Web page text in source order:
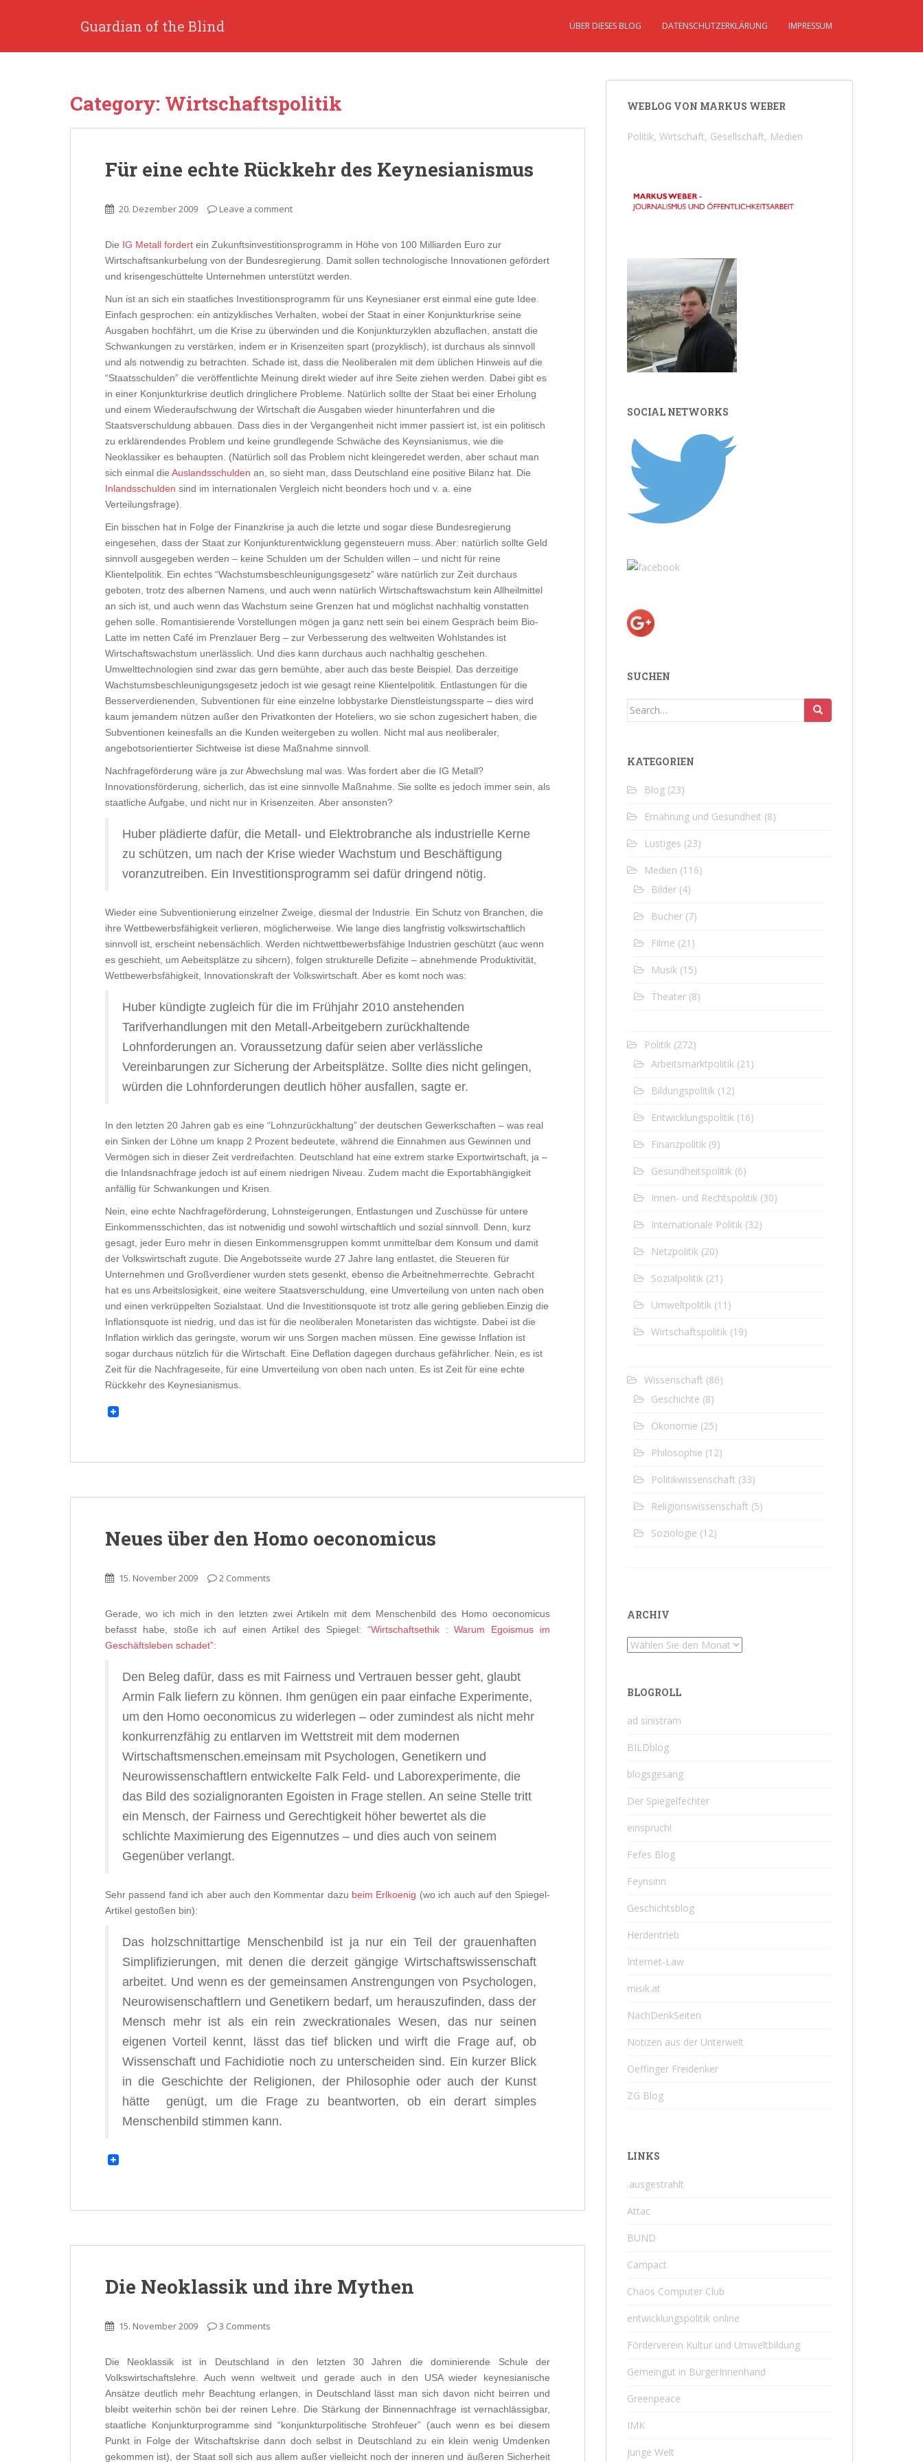
p
Guardian of the Blind ÜBER DIESES BLOG DATENSCHUTZERKLÄRUNG IMPRESSUM
Category: Wirtschaftspolitik
Für eine echte Rückkehr des Keynesianismus
20. Dezember 2009 Leave a comment
Die IG Metall fordert ein Zukunftsinvestitionsprogramm in Höhe von 100 Milliarden Euro zur
Wirtschaftsankurbelung von der Bundesregierung. Damit sollen technologische Innovationen gefördert
und krisengeschüttelte Unternehmen unterstützt werden.
Nun ist an sich ein staatliches Investitionsprogramm für uns Keynesianer erst einmal eine gute Idee.
Einfach gesprochen: ein antizyklisches Verhalten, wobei der Staat in einer Konjunkturkrise seine
Ausgaben hochfährt, um die Krise zu überwinden und die Konjunkturzyklen abzuflachen, anstatt die
Schwankungen zu verstärken, indem er in Krisenzeiten spart (prozyklisch), ist durchaus als sinnvoll
und als notwendig zu betrachten. Schade ist, dass die Neoliberalen mit dem üblichen Hinweis auf die
“Staatsschulden” die veröffentlichte Meinung direkt wieder auf ihre Seite ziehen werden. Dabei gibt es
in einer Konjunkturkrise deutlich dringlichere Probleme. Natürlich sollte der Staat bei einer Erholung
und einem Wiederaufschwung der Wirtschaft die Ausgaben wieder hinunterfahren und die
Staatsverschuldung abbauen. Dass dies in der Vergangenheit nicht immer passiert ist, ist ein politisch
zu erklärendendes Problem und keine grundlegende Schwäche des Keynsianismus, wie die
Neoklassiker es behaupten. (Natürlich soll das Problem nicht kleingeredet werden, aber schaut man
sich einmal die Auslandsschulden an, so sieht man, dass Deutschland eine positive Bilanz hat. Die
Inlandsschulden sind im internationalen Vergleich nicht beonders hoch und v. a. eine
Verteilungsfrage).
Ein bisschen hat in Folge der Finanzkrise ja auch die letzte und sogar diese Bundesregierung
eingesehen, dass der Staat zur Konjunkturentwicklung gegensteuern muss. Aber: natürlich sollte Geld
sinnvoll ausgegeben werden – keine Schulden um der Schulden willen – und nicht für reine
Klientelpolitik. Ein echtes “Wachstumsbeschleunigungsgesetz” wäre natürlich zur Zeit durchaus
geboten, trotz des albernen Namens, und auch wenn natürlich Wirtschaftswachstum kein Allheilmittel
an sich ist, und auch wenn das Wachstum seine Grenzen hat und möglichst nachhaltig vonstatten
gehen solle. Romantisierende Vorstellungen mögen ja ganz nett sein bei einem Gespräch beim Bio-
Latte im netten Café im Prenzlauer Berg – zur Verbesserung des weltweiten Wohlstandes ist
Wirtschaftswachstum unerlässlich. Und dies kann durchaus auch nachhaltig geschehen.
Umwelttechnologien sind zwar das gern bemühte, aber auch das beste Beispiel. Das derzeitige
Wachstumsbeschleunigungsgesetz jedoch ist wie gesagt reine Klientelpolitik. Entlastungen für die
Besserverdienenden, Subventionen für eine einzelne lobbystarke Dienstleistungssparte – dies wird
kaum jemandem nützen außer den Privatkonten der Hoteliers, wo sie schon zugesichert haben, die
Subventionen keinesfalls an die Kunden weitergeben zu wollen. Nicht mal aus neoliberaler,
angebotsorientierter Sichtweise ist diese Maßnahme sinnvoll.
Nachfrageförderung wäre ja zur Abwechslung mal was. Was fordert aber die IG Metall?
Innovationsförderung, sicherlich, das ist eine sinnvolle Maßnahme. Sie sollte es jedoch immer sein, als
staatliche Aufgabe, und nicht nur in Krisenzeiten. Aber ansonsten?
Huber plädierte dafür, die Metall- und Elektrobranche als industrielle Kerne
zu schützen, um nach der Krise wieder Wachstum und Beschäftigung
voranzutreiben. Ein Investitionsprogramm sei dafür dringend nötig.
Wieder eine Subventionierung einzelner Zweige, diesmal der Industrie. Ein Schutz von Branchen, die
ihre Wettbewerbsfähigkeit verlieren, möglicherweise. Wie lange dies langfristig volkswirtschaftlich
sinnvoll ist, erscheint nebensächlich. Werden nichtwettbewerbsfähige Industrien geschützt (auc wenn
es geschieht, um Aebeitsplätze zu sihcern), folgen strukturelle Defizite – abnehmende Produktivität,
Wettbewerbsfähigkeit, Innovationskraft der Volkswirtschaft. Aber es komt noch was:
Huber kündigte zugleich für die im Frühjahr 2010 anstehenden
Tarifverhandlungen mit den Metall-Arbeitgebern zurückhaltende
Lohnforderungen an. Voraussetzung dafür seien aber verlässliche
Vereinbarungen zur Sicherung der Arbeitsplätze. Sollte dies nicht gelingen,
würden die Lohnforderungen deutlich höher ausfallen, sagte er.
In den letzten 20 Jahren gab es eine “Lohnzurückhaltung” der deutschen Gewerkschaften – was real
ein Sinken der Löhne um knapp 2 Prozent bedeutete, während die Einnahmen aus Gewinnen und
Vermögen sich in dieser Zeit verdreifachten. Deutschland hat eine extrem starke Exportwirtschaft, ja –
die Inlandsnachfrage jedoch ist auf einem niedrigen Niveau. Zudem macht die Exportabhängigkeit
anfällig für Schwankungen und Krisen.
Nein, eine echte Nachfrageförderung, Lohnsteigerungen, Entlastungen und Zuschüsse für untere
Einkommensschichten, das ist notwenidig und sowohl wirtschaftlich und sozial sinnvoll. Denn, kurz
gesagt, jeder Euro mehr in diesen Einkommensgruppen kommt unmittelbar dem Konsum und damit
der Volkswirtschaft zugute. Die Angebotsseite wurde 27 Jahre lang entlastet, die Steueren für
Unternehmen und Großverdiener wurden stets gesenkt, ebenso die Arbeitnehmerrechte. Gebracht
hat es uns Arbeitslosigkeit, eine weitere Staatsverschuldung, eine Umverteilung von unten nach oben
und einen verkrüppelten Sozialstaat. Und die Investitionsquote ist trotz alle gering geblieben.Einzig die
Inflationsquote ist niedrig, und das ist für die neoliberalen Monetaristen das wichtigste. Dabei ist die
Inflation wirklich das geringste, worum wir uns Sorgen machen müssen. Eine gewisse Inflation ist
sogar durchaus nützlich für die Wirtschaft. Eine Deflation dagegen durchaus gefährlicher. Nein, es ist
Zeit für die Nachfrageseite, für eine Umverteilung von oben nach unten. Es ist Zeit für eine echte
Rückkehr des Keynesianismus.
Neues über den Homo oeconomicus
15. November 2009 2 Comments
Gerade, wo ich mich in den letzten zwei Artikeln mit dem Menschenbild des Homo oeconomicus
befasst habe, stoße ich auf einen Artikel des Spiegel: “Wirtschaftsethik : Warum Egoismus im
Geschäftsleben schadet”:
Den Beleg dafür, dass es mit Fairness und Vertrauen besser geht, glaubt
Armin Falk liefern zu können. Ihm genügen ein paar einfache Experimente,
um den Homo oeconomicus zu widerlegen – oder zumindest als nicht mehr
konkurrenzfähig zu entlarven im Wettstreit mit dem modernen
Wirtschaftsmenschen.emeinsam mit Psychologen, Genetikern und
Neurowissenschaftlern entwickelte Falk Feld- und Laborexperimente, die
das Bild des sozialignoranten Egoisten in Frage stellen. An seine Stelle tritt
ein Mensch, der Fairness und Gerechtigkeit höher bewertet als die
schlichte Maximierung des Eigennutzes – und dies auch von seinem
Gegenüber verlangt.
Sehr passend fand ich aber auch den Kommentar dazu beim Erlkoenig (wo ich auch auf den Spiegel-
Artikel gestoßen bin):
Das holzschnittartige Menschenbild ist ja nur ein Teil der grauenhaften
Simplifizierungen, mit denen die derzeit gängige Wirtschaftswissenschaft
arbeitet. Und wenn es der gemeinsamen Anstrengungen von Psychologen,
Neurowisenschaftlern und Genetikern bedarf, um herauszufinden, dass der
Mensch mehr ist als ein rein zweckrationales Wesen, das nur seinen
eigenen Vorteil kennt, lässt das tief blicken und wirft die Frage auf, ob
Wissenschaft und Fachidiotie noch zu unterscheiden sind. Ein kurzer Blick
in die Geschichte der Religionen, der Philosophie oder auch der Kunst
hätte genügt, um die Frage zu beantworten, ob ein derart simples
Menschenbild stimmen kann.
Die Neoklassik und ihre Mythen
15. November 2009 3 Comments
Die Neoklassik ist in Deutschland in den letzten 30 Jahren die dominierende Schule der
Volkswirtschaftslehre. Auch wenn weltweit und gerade auch in den USA wieder keynesianische
Ansätze deutlich mehr Beachtung erlangen, in Deutschland lässt man sich davon nicht beirren und
bleibt weiterhin schön bei der reinen Lehre. Die Stärkung der Binnennachfrage ist vernachlässigbar,
staatliche Konjunkturprogramme sind “konjunkturpolitische Strohfeuer” (auch wenn es bei diesem
Punkt in Folge der Witschaftskrise dann doch selbst in Deutschland zu ein klein wenig Umdenken
gekommen ist), der Staat soll sich aus allem außer vielleicht noch der inneren und äußeren Sicherheit
WEBLOG VON MARKUS WEBER
Politik, Wirtschaft, Gesellschaft, Medien
SOCIAL NETWORKS
SUCHEN
Search
KATEGORIEN
Blog (23)
Ernährung und Gesundheit (8)
Lustiges (23)
Medien (116)
Bilder (4)
Bücher (7)
Filme (21)
Musik (15)
Theater (8)
Politik (272)
Arbeitsmarktpolitik (21)
Bildungspolitik (12)
Entwicklungspolitik (16)
Finanzpolitik (9)
Gesundheitspolitik (6)
Innen- und Rechtspolitik (30)
Internationale Politik (32)
Netzpolitik (20)
Sozialpolitik (21)
Umweltpolitik (11)
Wirtschaftspolitik (19)
Wissenschaft (86)
Geschichte (8)
Ökonomie (25)
Philosophie (12)
Politikwissenschaft (33)
Religionswissenschaft (5)
Soziologie (12)
ARCHIV
Archiv
BLOGROLL
ad sinistram
BILDblog
blogsgesang
Der Spiegelfechter
einspruch!
Fefes Blog
Feynsinn
Geschichtsblog
Herdentrieb
Internet-Law
misik.at
NachDenkSeiten
Notizen aus der Unterwelt
Oeffinger Freidenker
ZG Blog
LINKS
.ausgestrahlt
Attac
BUND
Campact
Chaos Computer Club
entwicklungspolitik online
Förderverein Kultur und Umweltbildung
Gemeingut in BürgerInnenhand
Greenpeace
IMK
junge Welt